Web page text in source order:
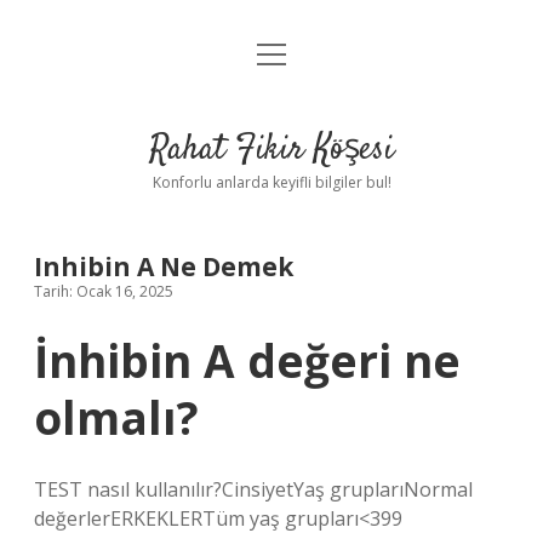
Anasayfa
Yasal Uyarı
menüyü
Rahat Fikir Köşesi
Konforlu anlarda keyifli bilgiler bul!
Inhibin A Ne Demek
Tarih: Ocak 16, 2025
İnhibin A değeri ne
olmalı?
TEST nasıl kullanılır?CinsiyetYaş gruplarıNormal
değerlerERKEKLERTüm yaş grupları<399